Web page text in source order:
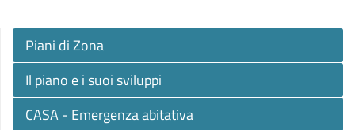
Piani di Zona
Il piano e i suoi sviluppi
CASA - Emergenza abitativa